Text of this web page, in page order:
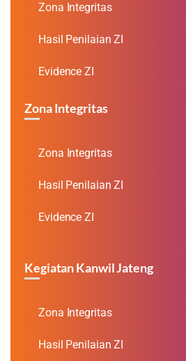
Zona Integritas
Hasil Penilaian ZI
Evidence ZI
Zona Integritas
Zona Integritas
Hasil Penilaian ZI
Evidence ZI
Kegiatan Kanwil Jateng
Zona Integritas
Hasil Penilaian ZI